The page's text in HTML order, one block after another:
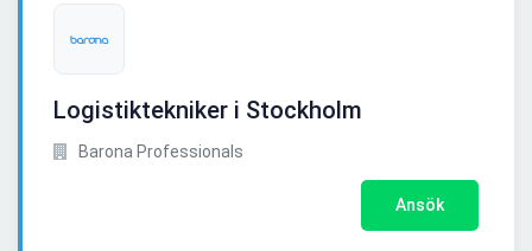
Logistiktekniker i Stockholm
Barona Professionals
Ansök